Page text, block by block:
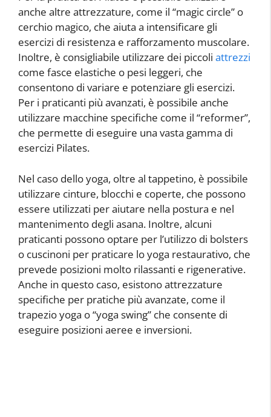
anche altre attrezzature, come il “magic circle” o
cerchio magico, che aiuta a intensificare gli
esercizi di resistenza e rafforzamento muscolare.
Inoltre, è consigliabile utilizzare dei piccoli attrezzi
come fasce elastiche o pesi leggeri, che
consentono di variare e potenziare gli esercizi.
Per i praticanti più avanzati, è possibile anche
utilizzare macchine specifiche come il “reformer”,
che permette di eseguire una vasta gamma di
esercizi Pilates.
Nel caso dello yoga, oltre al tappetino, è possibile
utilizzare cinture, blocchi e coperte, che possono
essere utilizzati per aiutare nella postura e nel
mantenimento degli asana. Inoltre, alcuni
praticanti possono optare per l’utilizzo di bolsters
o cuscinoni per praticare lo yoga restaurativo, che
prevede posizioni molto rilassanti e rigenerative.
Anche in questo caso, esistono attrezzature
specifiche per pratiche più avanzate, come il
trapezio yoga o “yoga swing” che consente di
eseguire posizioni aeree e inversioni.